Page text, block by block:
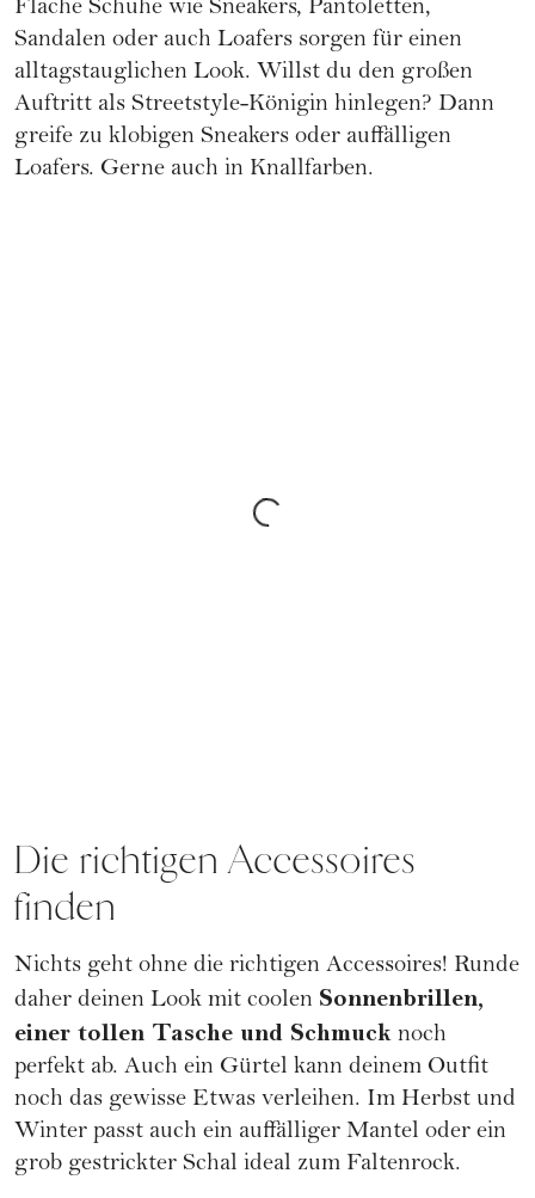
Flache Schuhe wie Sneakers, Pantoletten,
Sandalen oder auch Loafers sorgen für einen
alltagstauglichen Look. Willst du den großen
Auftritt als Streetstyle-Königin hinlegen? Dann
greife zu klobigen Sneakers oder auffälligen
Loafers. Gerne auch in Knallfarben.
Die richtigen Accessoires
finden
Nichts geht ohne die richtigen Accessoires! Runde
daher deinen Look mit coolen Sonnenbrillen,
einer tollen Tasche und Schmuck noch
perfekt ab. Auch ein Gürtel kann deinem Outfit
noch das gewisse Etwas verleihen. Im Herbst und
Winter passt auch ein auffälliger Mantel oder ein
grob gestrickter Schal ideal zum Faltenrock.